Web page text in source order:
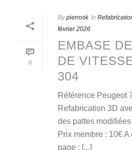
0
By pierrosk In
février 2026
EMBASE
DE
304
Référence Peugeot
Refabrication 3D
des pattes
Prix membre : 10€
page : [...]